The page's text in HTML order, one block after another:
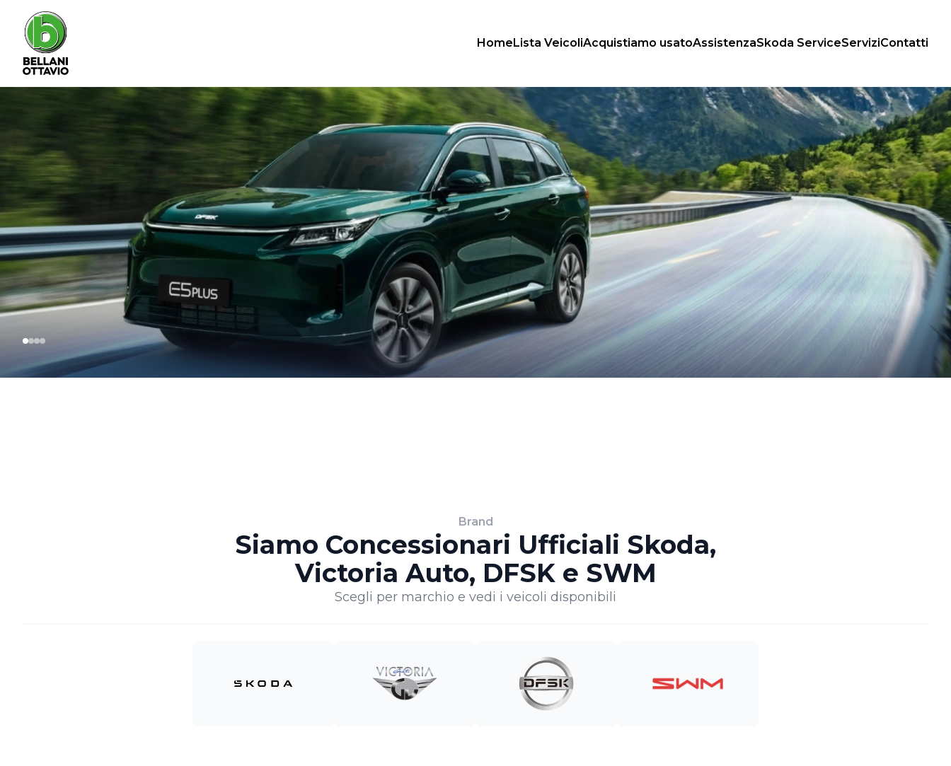
HomeLista VeicoliAcquistiamo usatoAssistenzaSkoda ServiceServiziContatti
Brand
Siamo Concessionari Ufficiali Skoda,
Victoria Auto, DFSK e SWM
Scegli per marchio e vedi i veicoli disponibili